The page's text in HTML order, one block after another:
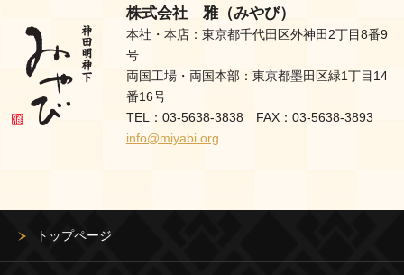
株式会社 雅（みやび）
本社・本店：東京都千代田区外神田2丁目8番9
号
両国工場・両国本部：東京都墨田区緑1丁目14
番16号
TEL：03-5638-3838 FAX：03-5638-3893
info@miyabi.org
トップページ